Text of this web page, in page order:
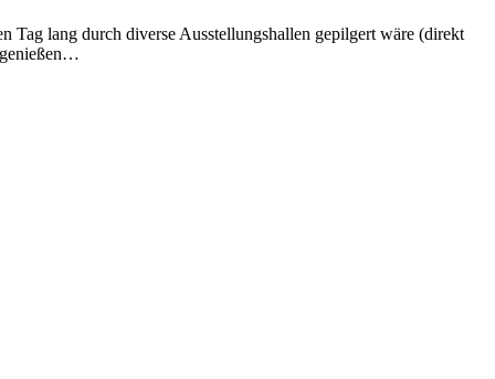
Tag lang durch diverse Ausstellungshallen gepilgert wäre (direkt